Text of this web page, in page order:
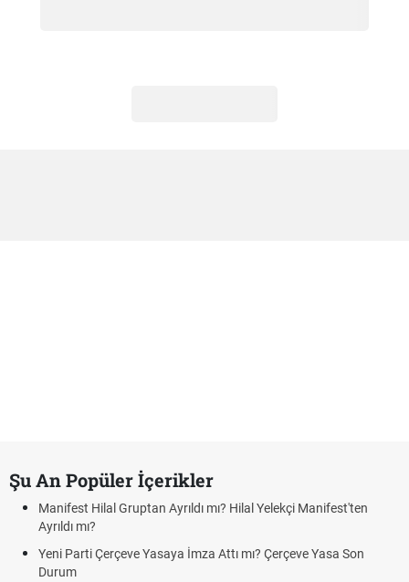
Şu An Popüler İçerikler
Manifest Hilal Gruptan Ayrıldı mı? Hilal Yelekçi Manifest'ten
Ayrıldı mı?
Yeni Parti Çerçeve Yasaya İmza Attı mı? Çerçeve Yasa Son
Durum